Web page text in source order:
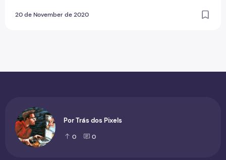
20 de November de 2020
Por Trás dos Pixels
0 0